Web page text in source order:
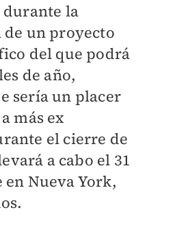
la
un proyecto
del que podrá
de año,
sería un placer
más ex
el cierre de
a cabo el 31
Nueva York,